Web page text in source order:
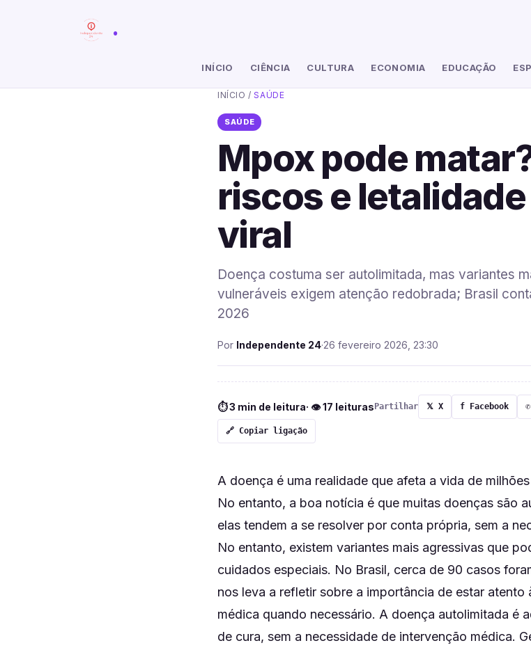
.
INÍCIO CIÊNCIA CULTURA ECONOMIA EDUCAÇÃO
INÍCIO /SAÚDE
SAÚDE
Mpox pode
riscos e
viral
Doença costuma ser autolimitada, mas variantes
vulneráveis exigem atenção redobrada; Brasil
2026
Por Independente 24·26 fevereiro 2026, 23:30
⏱ 3 min de leitura· 👁 17 leituras Partilhar 𝕏 X f Facebook
🔗 Copiar ligação
A doença é uma realidade que afeta a vida de
No entanto, a boa notícia é que muitas doenças são
elas tendem a se resolver por conta própria, sem a
No entanto, existem variantes mais agressivas que
cuidados especiais. No Brasil, cerca de 90 casos
nos leva a refletir sobre a importância de estar atento
médica quando necessário. A doença autolimitada é
de cura, sem a necessidade de intervenção médica.